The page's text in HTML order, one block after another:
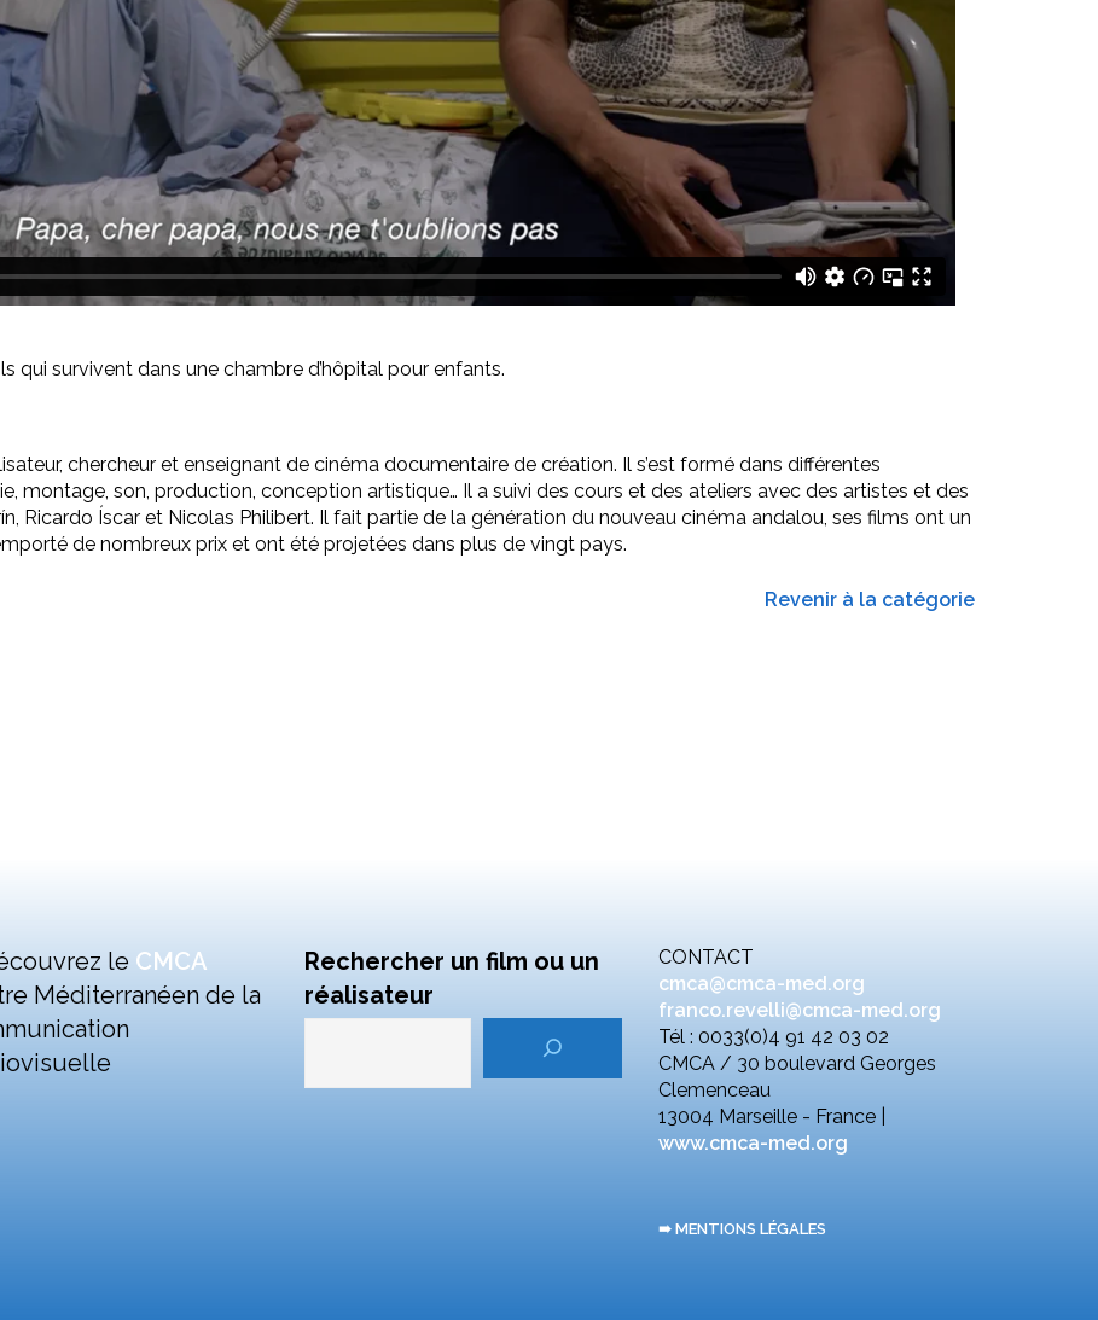
qui survivent dans une chambre d’hôpital pour enfants.
chercheur et enseignant de cinéma documentaire de création. Il s’est formé dans différentes
montage, son, production, conception artistique… Il a suivi des cours et des ateliers avec des artistes et des
Ricardo Íscar et Nicolas Philibert. Il fait partie de la génération du nouveau cinéma andalou, ses films ont un
de nombreux prix et ont été projetées dans plus de vingt pays.
Revenir à la catégorie
le CMCA
Méditerranéen de la
Rechercher un film ou un
réalisateur
CONTACT
cmca@cmca-med.org
franco.revelli@cmca-med.org
Tél : 0033(0)4 91 42 03 02
CMCA / 30 boulevard Georges
Clemenceau
13004 Marseille - France |
www.cmca-med.org
➠ MENTIONS LÉGALES